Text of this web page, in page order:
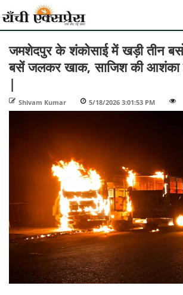
जमशेदपुर के शंकोसाई में खड़ी तीन
बसें जलकर खाक, साजिश की आशंका
|
Shivam Kumar 5/18/2026 3:01:53 PM